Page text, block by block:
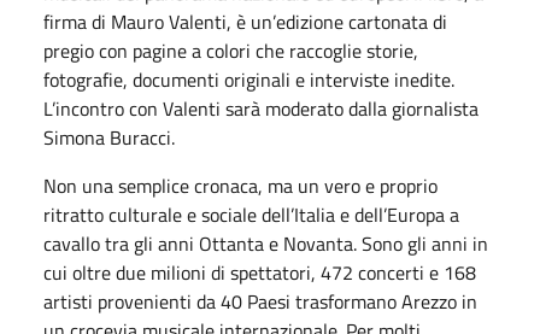
firma di Mauro Valenti, è un’edizione cartonata di
pregio con pagine a colori che raccoglie storie,
fotografie, documenti originali e interviste inedite.
L’incontro con Valenti sarà moderato dalla giornalista
Simona Buracci.
Non una semplice cronaca, ma un vero e proprio
ritratto culturale e sociale dell’Italia e dell’Europa a
cavallo tra gli anni Ottanta e Novanta. Sono gli anni in
cui oltre due milioni di spettatori, 472 concerti e 168
artisti provenienti da 40 Paesi trasformano Arezzo in